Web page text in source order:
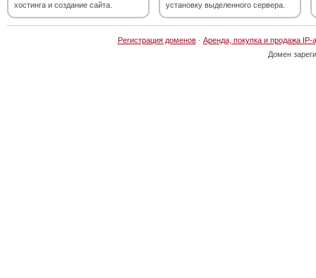
хостинга и создание сайта.
установку выделенного сервера.
Регистрация доменов· Аренда, покупка и продажа IP-
Домен